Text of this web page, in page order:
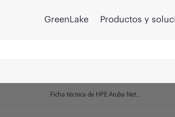
GreenLake Productos y